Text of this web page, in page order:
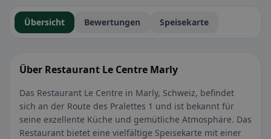
Übersicht Bewertungen Speisekarte
Über Restaurant Le Centre Marly
Das Restaurant Le Centre in Marly, Schweiz, befindet
sich an der Route des Pralettes 1 und ist bekannt für
seine exzellente Küche und gemütliche Atmosphäre. Das
Restaurant bietet eine vielfältige Speisekarte mit einer